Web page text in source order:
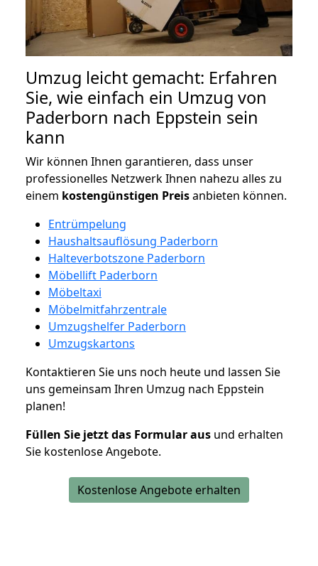
Umzug leicht gemacht: Erfahren
Sie, wie einfach ein Umzug von
Paderborn nach Eppstein sein
kann
Wir können Ihnen garantieren, dass unser
professionelles Netzwerk Ihnen nahezu alles zu
einem kostengünstigen Preisanbieten können.
Entrümpelung
Haushaltsauflösung Paderborn
Halteverbotszone Paderborn
Möbellift Paderborn
Möbeltaxi
Möbelmitfahrzentrale
Umzugshelfer Paderborn
Umzugskartons
Kontaktieren Sie uns noch heute und lassen Sie
uns gemeinsam Ihren Umzug nach Eppstein
planen!
Füllen Sie jetzt das Formular aus und erhalten
Sie kostenlose Angebote.
Kostenlose Angebote erhalten